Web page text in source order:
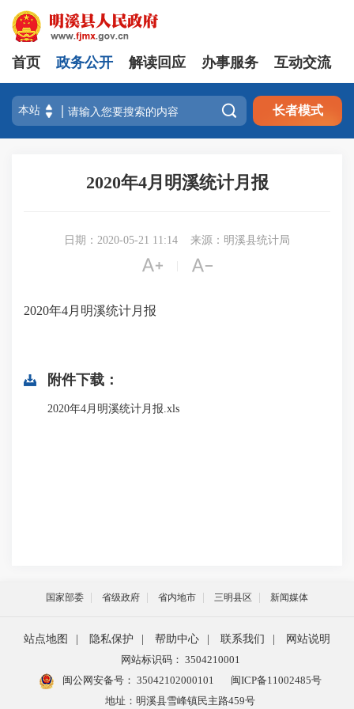
首页 政务公开 解读回应 办事服务 互动交流
 长者模式
2020年4月明溪统计月报
日期：2020-05-21 11:14 来源：明溪县统计局
 
2020年4月明溪统计月报
附件下载：
2020年4月明溪统计月报.xls
国家部委 省级政府 省内地市 三明县区 新闻媒体
站点地图 隐私保护 帮助中心 联系我们
网站说明
网站标识码： 3504210001
闽公网安备号： 35042102000101
闽ICP备11002485号
地址：明溪县雪峰镇民主路459号